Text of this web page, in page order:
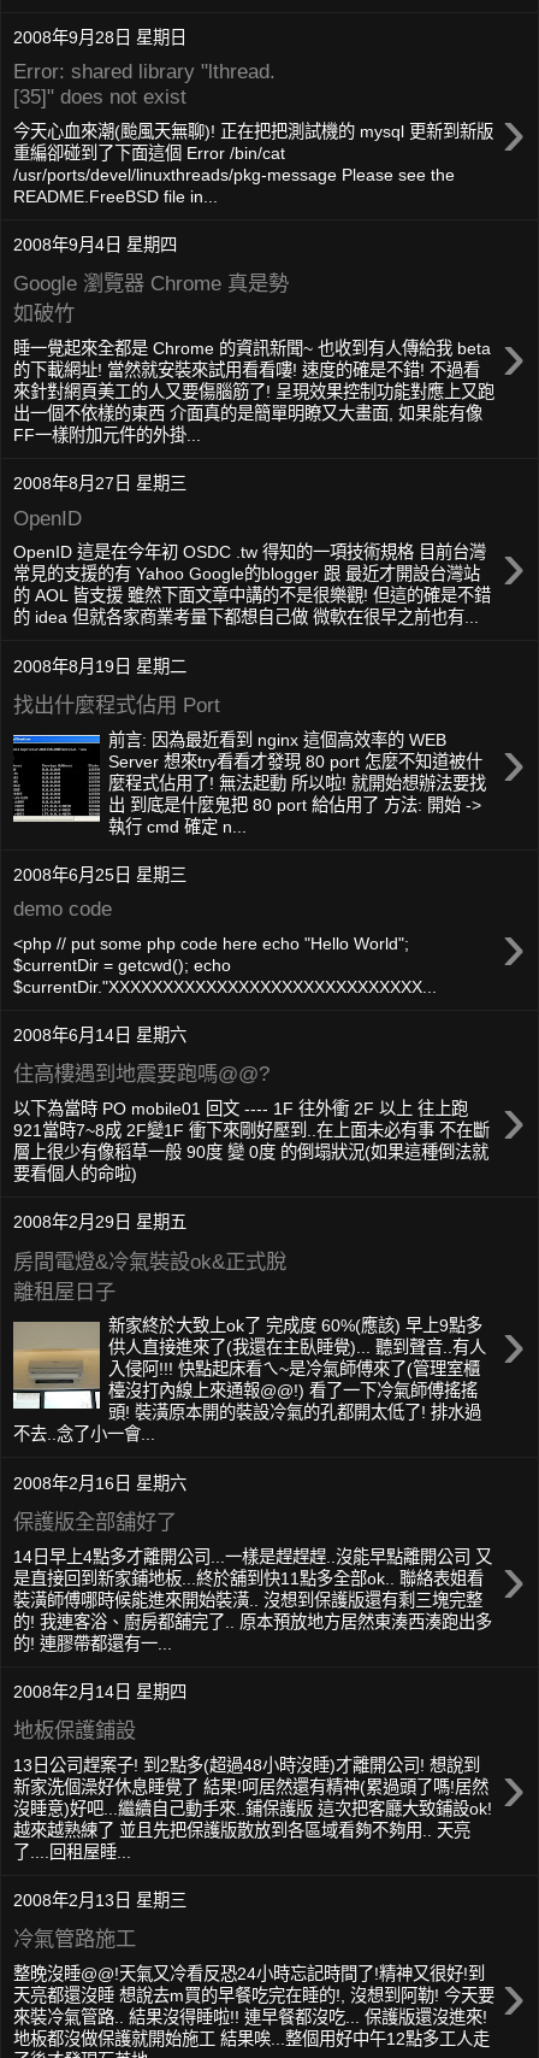
2008年9月28日 星期日
Error: shared library "lthread.
[35]" does not exist
›
今天心血來潮(颱風天無聊)! 正在把把測試機的 mysql 更新到新版
重編卻碰到了下面這個 Error /bin/cat
/usr/ports/devel/linuxthreads/pkg-message Please see the
README.FreeBSD file in...
2008年9月4日 星期四
Google 瀏覽器 Chrome 真是勢
如破竹
›
睡一覺起來全都是 Chrome 的資訊新聞~ 也收到有人傳給我 beta
的下載網址! 當然就安裝來試用看看嘍! 速度的確是不錯! 不過看
來針對網頁美工的人又要傷腦筋了! 呈現效果控制功能對應上又跑
出一個不依樣的東西 介面真的是簡單明瞭又大畫面, 如果能有像
FF一樣附加元件的外掛...
2008年8月27日 星期三
OpenID
›
OpenID 這是在今年初 OSDC .tw 得知的一項技術規格 目前台灣
常見的支援的有 Yahoo Google的blogger 跟 最近才開設台灣站
的 AOL 皆支援 雖然下面文章中講的不是很樂觀! 但這的確是不錯
的 idea 但就各家商業考量下都想自己做 微軟在很早之前也有...
2008年8月19日 星期二
找出什麼程式佔用 Port
›
前言: 因為最近看到 nginx 這個高效率的 WEB
Server 想來try看看才發現 80 port 怎麼不知道被什
麼程式佔用了! 無法起動 所以啦! 就開始想辦法要找
出 到底是什麼鬼把 80 port 給佔用了 方法: 開始 ->
執行 cmd 確定 n...
2008年6月25日 星期三
demo code ›
<php // put some php code here echo "Hello World";
$currentDir = getcwd(); echo
$currentDir."XXXXXXXXXXXXXXXXXXXXXXXXXXXXX...
2008年6月14日 星期六
住高樓遇到地震要跑嗎@@?
›
以下為當時 PO mobile01 回文 ---- 1F 往外衝 2F 以上 往上跑
921當時7~8成 2F變1F 衝下來剛好壓到..在上面未必有事 不在斷
層上很少有像稻草一般 90度 變 0度 的倒塌狀況(如果這種倒法就
要看個人的命啦)
2008年2月29日 星期五
房間電燈&冷氣裝設ok&正式脫
離租屋日子
›
新家終於大致上ok了 完成度 60%(應該) 早上9點多
供人直接進來了(我還在主臥睡覺)... 聽到聲音..有人
入侵阿!!! 快點起床看ㄟ~是冷氣師傅來了(管理室櫃
檯沒打內線上來通報@@!) 看了一下冷氣師傅搖搖
頭! 裝潢原本開的裝設冷氣的孔都開太低了! 排水過
不去..念了小一會...
2008年2月16日 星期六
保護版全部舖好了
›
14日早上4點多才離開公司...一樣是趕趕趕..沒能早點離開公司 又
是直接回到新家鋪地板...終於舖到快11點多全部ok.. 聯絡表姐看
裝潢師傅哪時候能進來開始裝潢.. 沒想到保護版還有剩三塊完整
的! 我連客浴、廚房都舖完了.. 原本預放地方居然東湊西湊跑出多
的! 連膠帶都還有一...
2008年2月14日 星期四
地板保護鋪設
›
13日公司趕案子! 到2點多(超過48小時沒睡)才離開公司! 想說到
新家洗個澡好休息睡覺了 結果!呵居然還有精神(累過頭了嗎!居然
沒睡意)好吧...繼續自己動手來..鋪保護版 這次把客廳大致鋪設ok!
越來越熟練了 並且先把保護版散放到各區域看夠不夠用.. 天亮
了....回租屋睡...
2008年2月13日 星期三
冷氣管路施工
›
整晚沒睡@@!天氣又冷看反恐24小時忘記時間了!精神又很好!到
天亮都還沒睡 想說去m買的早餐吃完在睡的!, 沒想到阿勒! 今天要
來裝冷氣管路.. 結果沒得睡啦!! 連早餐都沒吃... 保護版還沒進來!
地板都沒做保護就開始施工 結果唉...整個用好中午12點多工人走